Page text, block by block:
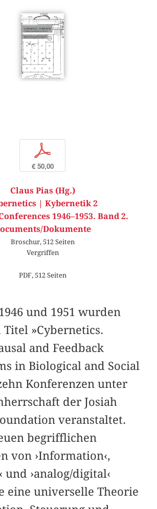
p
€ 50,00
Claus Pias (Hg.)
| Kybernetik 2
1946–1953. Band 2.
Dokumente
Broschur, 512 Seiten
Vergriffen
PDF, 512 Seiten
und 1951 wurden
»Cybernetics.
and Feedback
in Biological and Social
Konferenzen unter
der Josiah
veranstaltet.
begrifflichen
von ›Information‹,
und ›analog/digital‹
eine universelle Theorie